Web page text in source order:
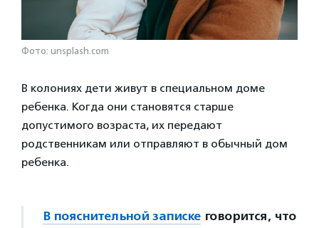
Фото: unsplash.com
В колониях дети живут в специальном доме
ребенка. Когда они становятся старше
допустимого возраста, их передают
родственникам или отправляют в обычный дом
ребенка.
В пояснительной записке говорится, что